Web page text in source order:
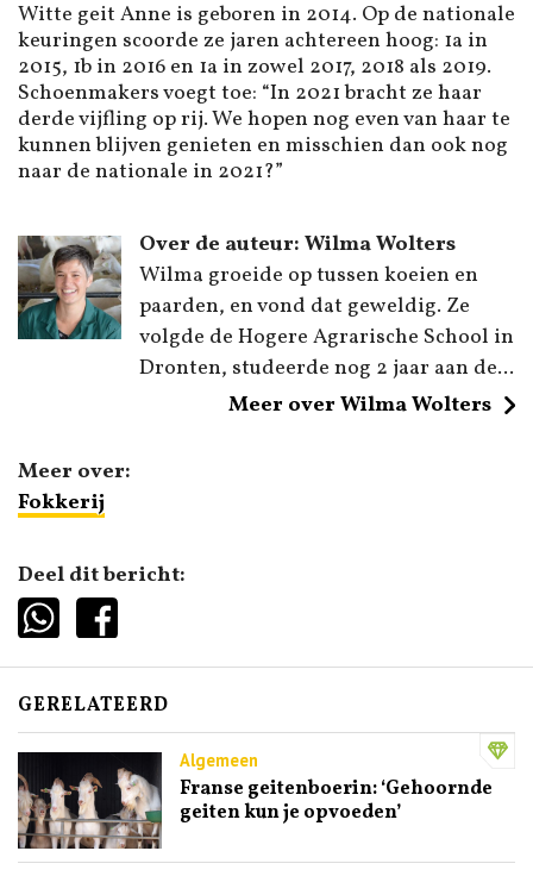
Witte geit Anne is geboren in 2014. Op de nationale
keuringen scoorde ze jaren achtereen hoog: 1a in
2015, 1b in 2016 en 1a in zowel 2017, 2018 als 2019.
Schoenmakers voegt toe: “In 2021 bracht ze haar
derde vijfling op rij. We hopen nog even van haar te
kunnen blijven genieten en misschien dan ook nog
naar de nationale in 2021?”
Over de auteur: Wilma Wolters
Wilma groeide op tussen koeien en
paarden, en vond dat geweldig. Ze
volgde de Hogere Agrarische School in
Dronten, studeerde nog 2 jaar aan de...
Meer over Wilma Wolters
Meer over:
Fokkerij
Deel dit bericht:
GERELATEERD
Algemeen
Franse geitenboerin: ‘Gehoornde
geiten kun je opvoeden’